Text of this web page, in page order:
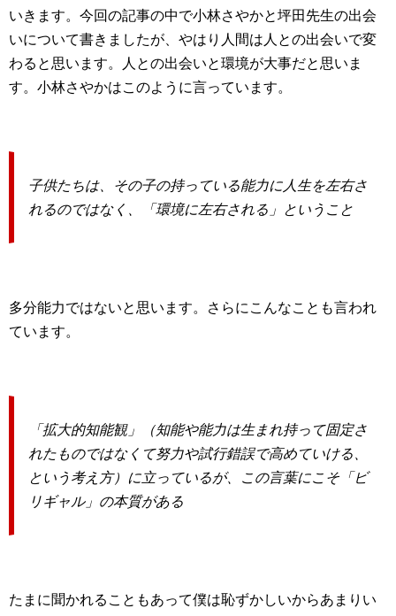
いきます。今回の記事の中で小林さやかと坪田先生の出会
いについて書きましたが、やはり人間は人との出会いで変
わると思います。人との出会いと環境が大事だと思いま
す。小林さやかはこのように言っています。
子供たちは、その子の持っている能力に人生を左右さ
れるのではなく、「環境に左右される」ということ
多分能力ではないと思います。さらにこんなことも言われ
ています。
「拡大的知能観」（知能や能力は生まれ持って固定さ
れたものではなくて努力や試行錯誤で高めていける、
という考え方）に立っているが、この言葉にこそ「ビ
リギャル」の本質がある
たまに聞かれることもあって僕は恥ずかしいからあまりい